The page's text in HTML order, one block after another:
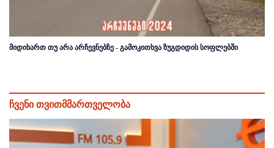
მიდიხართ თუ არა არჩევნებზე - გამოკითხვა ზუგდიდის სოფლებში
ჩვენი თვითმმართველობა